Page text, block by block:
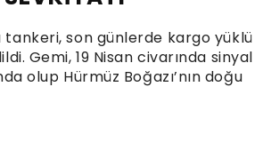
son günlerde kargo yüklü
Gemi, 19 Nisan civarında sinyal
olup Hürmüz Boğazı’nın doğu